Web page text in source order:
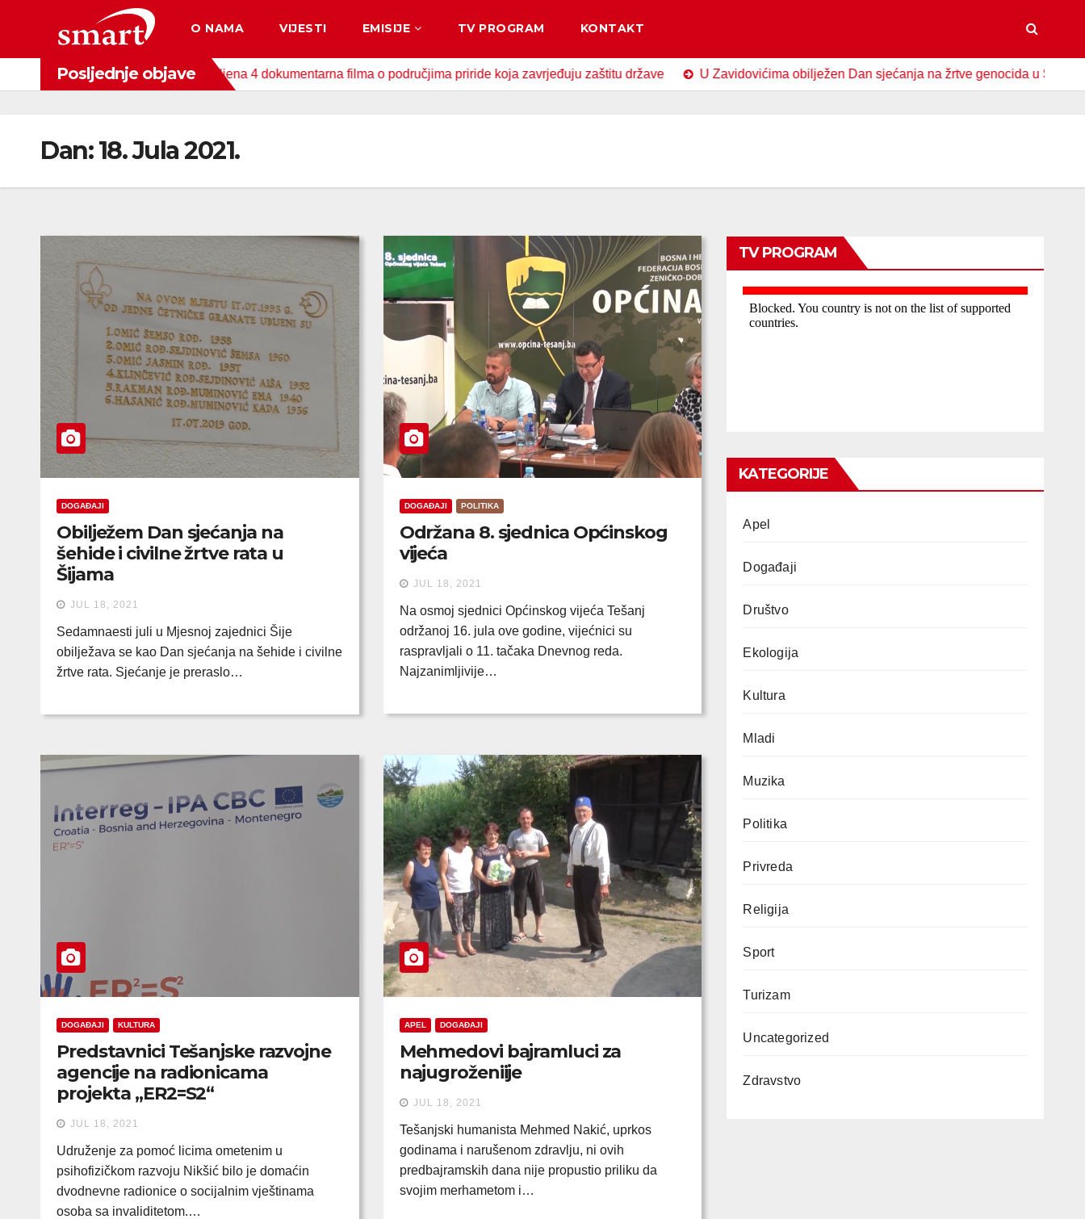
content
O NAMA VIJESTI EMISIJE TV PROGRAM KONTAKT
Posljednje objave
za zaštitu okoliša snimljena 4 dokumentarna filma o područjima priride koja zavrjeđuju zaštitu države U Zavidovićima obilježen Dan sjećanja na žrtve genocida u Srebrenici
Dan:18. Jula 2021.
DOGAĐAJI
Obilježem Dan sjećanja na
šehide i civilne žrtve rata u
Šijama
JUL 18, 2021
Sedamnaesti juli u Mjesnoj zajednici Šije
obilježava se kao Dan sjećanja na šehide i civilne
žrtve rata. Sjećanje je preraslo…
DOGAĐAJI POLITIKA
Održana 8. sjednica Općinskog
vijeća
JUL 18, 2021
Na osmoj sjednici Općinskog vijeća Tešanj
održanoj 16. jula ove godine, vijećnici su
raspravljali o 11. tačaka Dnevnog reda.
Najzanimljivije…
DOGAĐAJI KULTURA
Predstavnici Tešanjske razvojne
agencije na radionicama
projekta „ER2=S2“
JUL 18, 2021
Udruženje za pomoć licima ometenim u
psihofizičkom razvoju Nikšić bilo je domaćin
dvodnevne radionice o socijalnim vještinama
osoba sa invaliditetom.…
APEL DOGAĐAJI
Mehmedovi bajramluci za
najugroženiije
JUL 18, 2021
Tešanjski humanista Mehmed Nakić, uprkos
godinama i narušenom zdravlju, ni ovih
predbajramskih dana nije propustio priliku da
svojim merhametom i…
TV PROGRAM
KATEGORIJE
Apel
Događaji
Društvo
Ekologija
Kultura
Mladi
Muzika
Politika
Privreda
Religija
Sport
Turizam
Uncategorized
Zdravstvo